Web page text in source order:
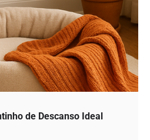
de Descanso Ideal